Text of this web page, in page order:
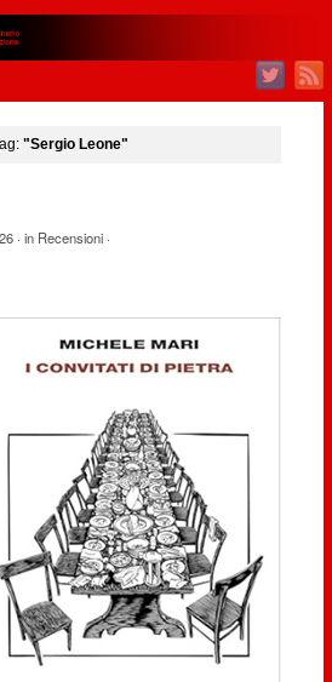
"Sergio Leone"
· in Recensioni·